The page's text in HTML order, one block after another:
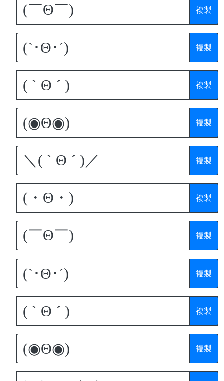
複製
複製
複製
複製
複製
複製
複製
複製
複製
複製